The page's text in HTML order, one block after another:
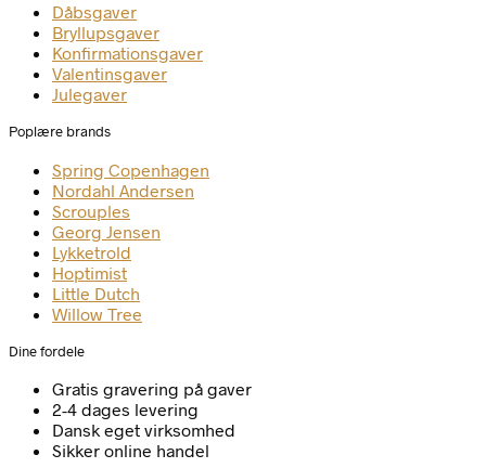
Dåbsgaver
Bryllupsgaver
Konfirmationsgaver
Valentinsgaver
Julegaver
Poplære brands
Spring Copenhagen
Nordahl Andersen
Scrouples
Georg Jensen
Lykketrold
Hoptimist
Little Dutch
Willow Tree
Dine fordele
Gratis gravering på gaver
2-4 dages levering
Dansk eget virksomhed
Sikker online handel